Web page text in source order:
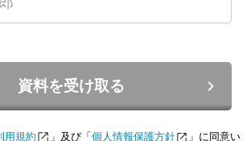
資料を受け取る
用規約 」及び「 個人情報保護方針
」に同意い